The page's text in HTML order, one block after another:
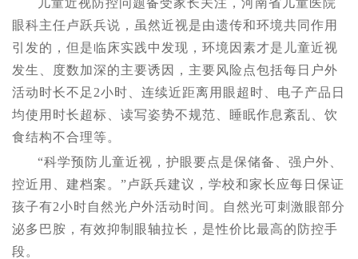
儿童近视防控问题备受家长关注，河南省儿童医院
眼科主任卢跃兵说，虽然近视是由遗传和环境共同作用
引发的，但是临床实践中发现，环境因素才是儿童近视
发生、度数加深的主要诱因，主要风险点包括每日户外
活动时长不足2小时、连续近距离用眼超时、电子产品日
均使用时长超标、读写姿势不规范、睡眠作息紊乱、饮
食结构不合理等。
“科学预防儿童近视，护眼要点是保储备、强户外、
控近用、建档案。”卢跃兵建议，学校和家长应每日保证
孩子有2小时自然光户外活动时间。自然光可刺激眼部分
泌多巴胺，有效抑制眼轴拉长，是性价比最高的防控手
段。